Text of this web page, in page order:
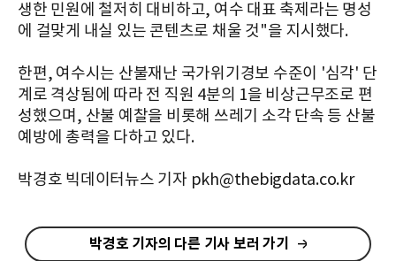
생한 민원에 철저히 대비하고, 여수 대표 축제라는 명성
에 걸맞게 내실 있는 콘텐츠로 채울 것"을 지시했다.
한편, 여수시는 산불재난 국가위기경보 수준이 '심각' 단
계로 격상됨에 따라 전 직원 4분의 1을 비상근무조로 편
성했으며, 산불 예찰을 비롯해 쓰레기 소각 단속 등 산불
예방에 총력을 다하고 있다.
박경호 빅데이터뉴스 기자 pkh@thebigdata.co.kr
박경호 기자의 다른 기사 보러 가기